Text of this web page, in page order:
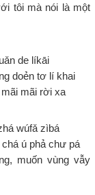
tôi mà nói là một
de líkāi
doẻn tơ lí khai
mãi rời xa
wúfǎ zìbá
ú phả chư pá
muốn vùng vẫy